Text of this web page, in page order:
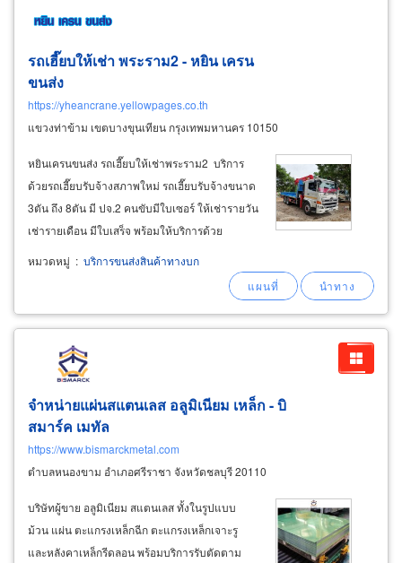
รถเฮี๊ยบให้เช่า พระราม2 - หยิน เครน
ขนส่ง
https://yheancrane.yellowpages.co.th
แขวงท่าข้าม เขตบางขุนเทียน กรุงเทพมหานคร 10150
หยินเครนขนส่ง รถเฮี๊ยบให้เช่าพระราม2 บริการ
ด้วยรถเฮี๊ยบรับจ้างสภาพใหม่ รถเฮี๊ยบรับจ้างขนาด
3ตัน ถึง 8ตัน มี ปจ.2 คนขับมีใบเซอร์ ให้เช่ารายวัน
เช่ารายเดือน มีใบเสร็จ พร้อมให้บริการด้วย
เช่ารถเฮี๊ยบติดกระเช้าพระราม2 บริการรถเฮี๊ยบติด
หมวดหมู่ : บริการขนส่งสินค้าทางบก
จำหน่ายแผ่นสแตนเลส อลูมิเนียม เหล็ก - บิ
สมาร์ค เมทัล
https://www.bismarckmetal.com
ตำบลหนองขาม อำเภอศรีราชา จังหวัดชลบุรี 20110
บริษัทผู้ขาย อลูมิเนียม สแตนเลส ทั้งในรูปแบบ
ม้วน แผ่น ตะแกรงเหล็กฉีก ตะแกรงเหล็กเจาะรู
และหลังคาเหล็กรีดลอน พร้อมบริการรับตัดตาม